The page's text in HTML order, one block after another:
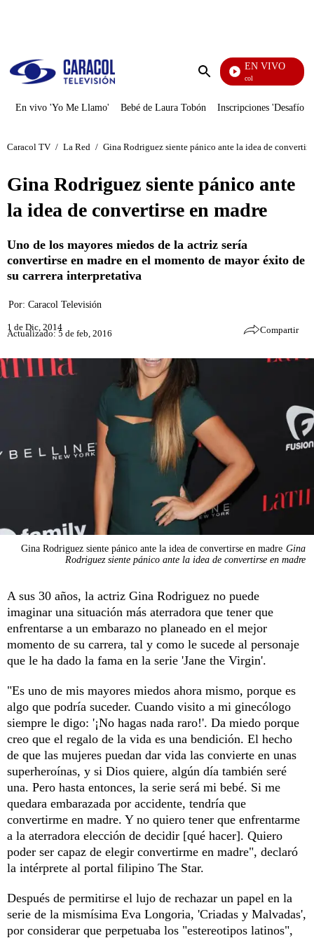
Enviar
EN VIVO
Noticias Caracol
En vivo 'Yo Me Llamo' Bebé de Laura Tobón Inscripciones 'Desafío'
Caracol TV / La Red / Gina Rodriguez siente pánico ante la idea de
Gina Rodriguez siente pánico ante
la idea de convertirse en madre
Uno de los mayores miedos de la actriz sería
convertirse en madre en el momento de mayor éxito de
su carrera interpretativa
Por: Caracol Televisión
1 de Dic, 2014
Actualizado: 5 de feb, 2016 Compartir
Gina Rodriguez siente pánico ante la idea de convertirse en madre Gina
Rodriguez siente pánico ante la idea de convertirse en madre
A sus 30 años, la actriz Gina Rodriguez no puede
imaginar una situación más aterradora que tener que
enfrentarse a un embarazo no planeado en el mejor
momento de su carrera, tal y como le sucede al personaje
que le ha dado la fama en la serie 'Jane the Virgin'.
"Es uno de mis mayores miedos ahora mismo, porque es
algo que podría suceder. Cuando visito a mi ginecólogo
siempre le digo: '¡No hagas nada raro!'. Da miedo porque
creo que el regalo de la vida es una bendición. El hecho
de que las mujeres puedan dar vida las convierte en unas
superheroínas, y si Dios quiere, algún día también seré
una. Pero hasta entonces, la serie será mi bebé. Si me
quedara embarazada por accidente, tendría que
convertirme en madre. Y no quiero tener que enfrentarme
a la aterradora elección de decidir [qué hacer]. Quiero
poder ser capaz de elegir convertirme en madre", declaró
la intérprete al portal filipino The Star.
Después de permitirse el lujo de rechazar un papel en la
serie de la mismísima Eva Longoria, 'Criadas y Malvadas',
por considerar que perpetuaba los "estereotipos latinos",